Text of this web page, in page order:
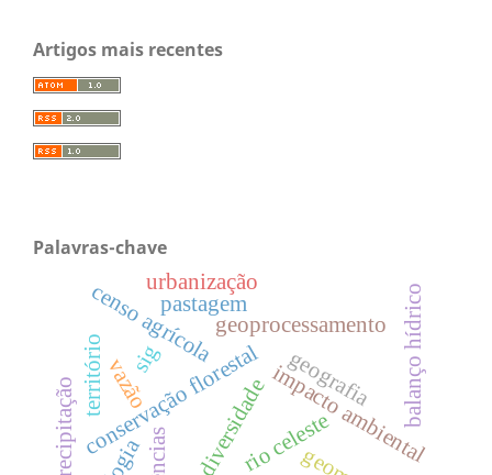
Artigos mais recentes
Palavras-chave
conservação florestalimpacto ambiental
censo agrícola
biodiversidaderio celeste
precipitação vazão balanço hídrico
geoprocessamento
território
pastagem
urbanização
geografia
sig